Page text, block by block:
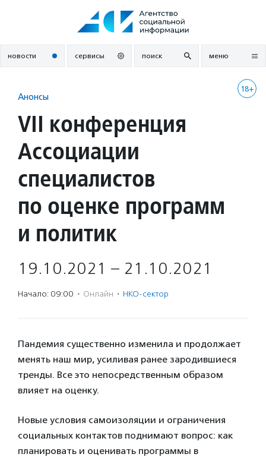
новости сервисы поиск меню
18+
Анонсы
VII конференция
Ассоциации
специалистов
по оценке программ
и политик
19.10.2021 – 21.10.2021
Начало: 09:00 · Онлайн · НКО-сектор
Пандемия существенно изменила и продолжает
менять наш мир, усиливая ранее зародившиеся
тренды. Все это непосредственным образом
влияет на оценку.
Новые условия самоизоляции и ограничения
социальных контактов поднимают вопрос: как
планировать и оценивать программы в